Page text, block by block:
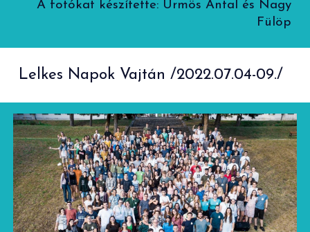
A fotókat készítette: Ürmös Antal és Nagy
Fülöp
Lelkes Napok Vajtán /2022.07.04-09./